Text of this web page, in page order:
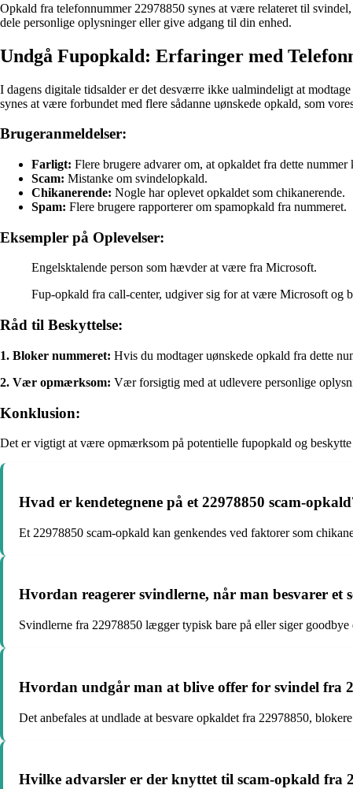
Opkald fra telefonnummer 22978850 synes at være relateret til
dele personlige oplysninger eller give adgang til din enhed.
Undgå Fupopkald: Erfaringer med
I dagens digitale tidsalder er det desværre ikke ualmindeligt at
synes at være forbundet med flere sådanne uønskede opkald, som
Brugeranmeldelser:
Farligt: Flere brugere advarer om, at opkaldet fra dette
Scam: Mistanke om svindelopkald.
Chikanerende: Nogle har oplevet opkaldet som chikanerende.
Spam: Flere brugere rapporterer om spamopkald fra nummeret.
Eksempler på Oplevelser:
Engelsktalende person som hævder at være fra Microsoft.
Fup-opkald fra call-center, udgiver sig for at være Microsoft og
Råd til Beskyttelse:
1. Bloker nummeret: Hvis du modtager uønskede opkald fra dette
2. Vær opmærksom: Vær forsigtig med at udlevere personlige
Konklusion:
Det er vigtigt at være opmærksom på potentielle fupopkald og
Hvad er kendetegnene på et 22978850 scam-
Et 22978850 scam-opkald kan genkendes ved faktorer som
Hvordan reagerer svindlerne, når man besvarer et
Svindlerne fra 22978850 lægger typisk bare på eller siger
Hvordan undgår man at blive offer for svindel fra
Det anbefales at undlade at besvare opkaldet fra 22978850,
Hvilke advarsler er der knyttet til scam-opkald fra